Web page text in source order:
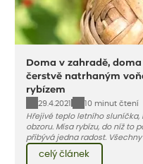
Doma v zahradě,
čerstvě natrhaným
rybízem
29.4.2021
10 minut čtení
Hřejivé teplo letního sluníčka,
obzoru. Mísa rybízu, do níž to
přibývá jedna radost.
červencové zahrady. Sklizeň
vnese neuvěřitelný klid a
celý článek